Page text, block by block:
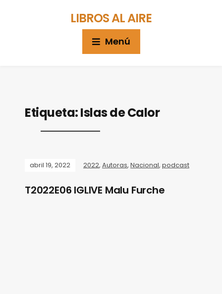
LIBROS AL AIRE
Menú
Etiqueta:Islas de Calor
abril 19, 2022 2022, Autoras, Nacional, podcast
T2022E06 IGLIVE Malu Furche